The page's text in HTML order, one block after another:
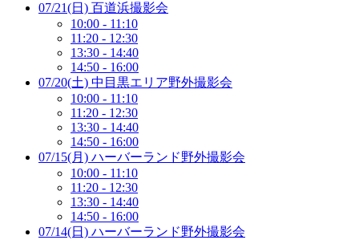
07/21(日) 百道浜撮影会
10:00 - 11:10
11:20 - 12:30
13:30 - 14:40
14:50 - 16:00
07/20(土) 中目黒エリア野外撮影会
10:00 - 11:10
11:20 - 12:30
13:30 - 14:40
14:50 - 16:00
07/15(月) ハーバーランド野外撮影会
10:00 - 11:10
11:20 - 12:30
13:30 - 14:40
14:50 - 16:00
07/14(日) ハーバーランド野外撮影会